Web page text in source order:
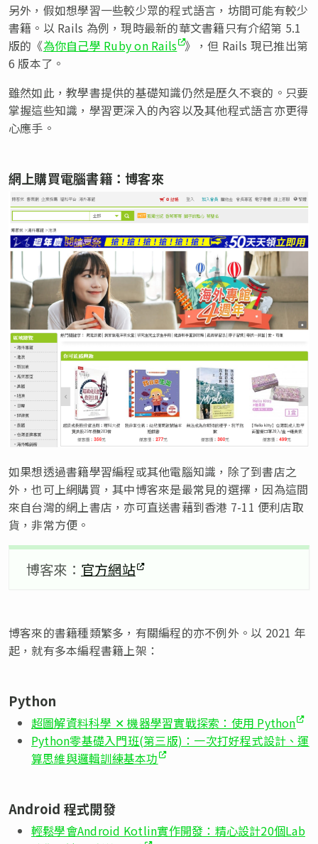
另外，假如想學習一些較少眾的程式語言，坊間可能有較少
書籍。以 Rails 為例，現時最新的華文書籍只有介紹第 5.1
版的《為你自己學 Ruby on Rails 》，但 Rails 現已推出第
6 版本了。
雖然如此，教學書提供的基礎知識仍然是歷久不衰的。只要
掌握這些知識，學習更深入的內容以及其他程式語言亦更得
心應手。
網上購買電腦書籍：博客來
如果想透過書籍學習編程或其他電腦知識，除了到書店之
外，也可上網購買，其中博客來是最常見的選擇，因為這間
來自台灣的網上書店，亦可直送書藉到香港 7-11 便利店取
貨，非常方便。
博客來： 官方網站
博客來的書籍種類繁多，有關編程的亦不例外。以 2021 年
起，就有多本編程書籍上架：
Python
超圖解資料科學 ✕ 機器學習實戰探索：使用 Python
Python零基礎入門班(第三版)：一次打好程式設計、運
算思維與邏輯訓練基本功
Android 程式開發
輕鬆學會Android Kotlin實作開發：精心設計20個Lab